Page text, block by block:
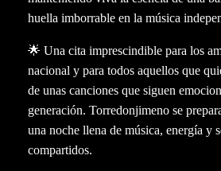
huella imborrable en la música
🌟 Una cita imprescindible para los
nacional y para todos aquellos que
de unas canciones que siguen
generación. Torredonjimeno se
una noche llena de música, energía y
compartidos.